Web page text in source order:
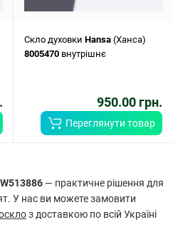
Скло духовки Hansa (Ханса)
8005470 внутрішнє
950.00 грн.
Переглянути товар
— практичне рішення для
У нас ви можете замовити
з доставкою по всій Україні